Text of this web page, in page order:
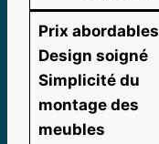
Prix abordables
Design soigné
Simplicité du
montage des
meubles